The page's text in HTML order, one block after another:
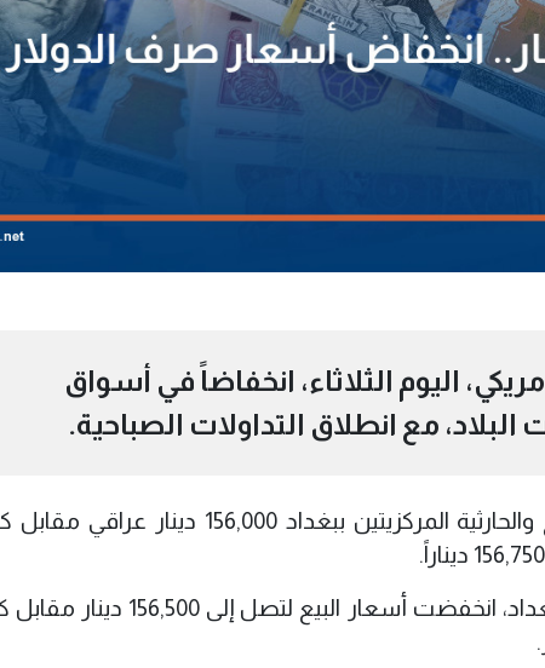
اليوم الثلاثاء، انخفاضاً في أسواق
مع انطلاق التداولات الصباحية.